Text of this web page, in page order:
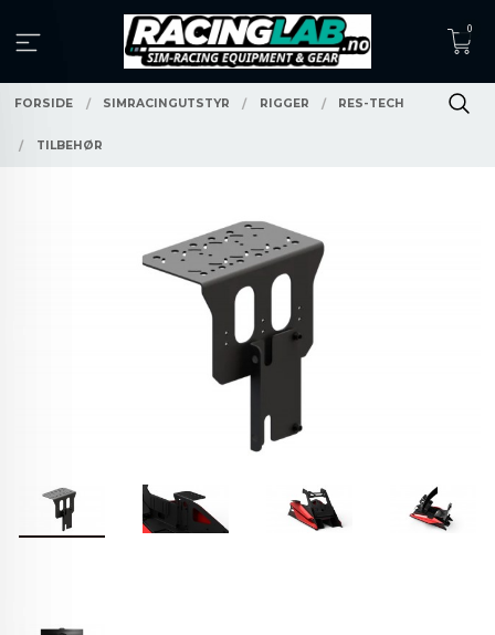
innholdet
0
FORSIDE SIMRACINGUTSTYR RIGGER RES-TECH
TILBEHØR